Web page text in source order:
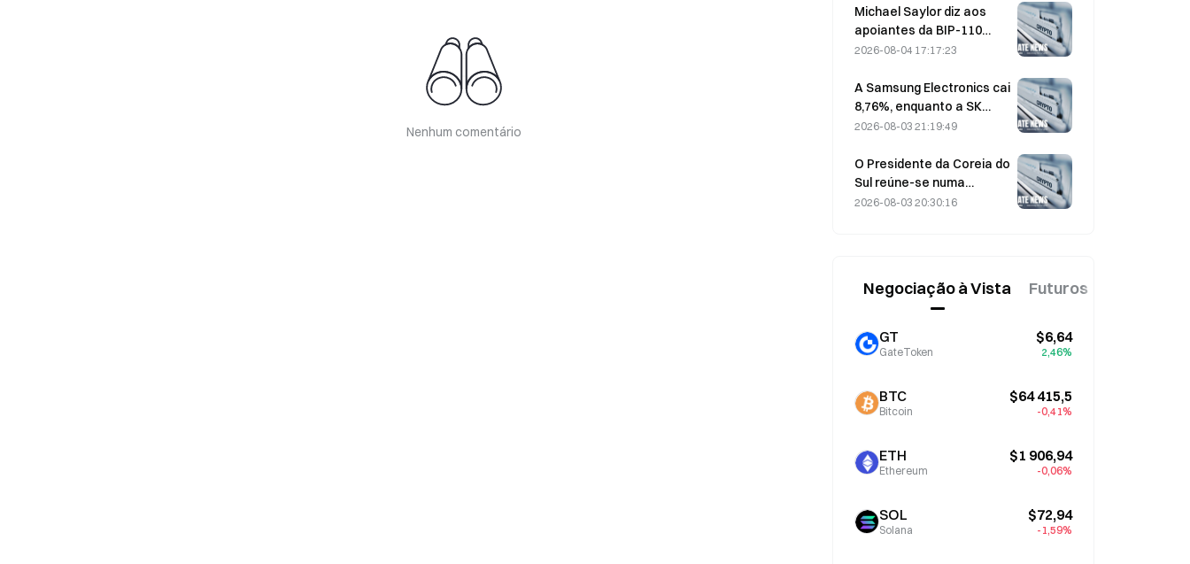
Nenhum comentário
impulsiona a negociação
Michael Saylor diz aos
apoiantes da BIP-110
para «recuarem»
mineradores estagna nos
2,70%
2026-08-04 17:17:23
A Samsung Electronics cai
8,76%, enquanto a SK
Hynix desce 8,79% a 4 de
julho.
2026-08-03 21:19:49
O Presidente da Coreia do
Sul reúne-se numa
reunião de emergência de
2026-08-03 20:30:16
Negociação à Vista Futuros
GT
GateToken
$6,64
2,46%
BTC
Bitcoin
$64 415,5
-0,41%
ETH
Ethereum
$1 906,94
-0,06%
SOL
Solana
$72,94
-1,59%